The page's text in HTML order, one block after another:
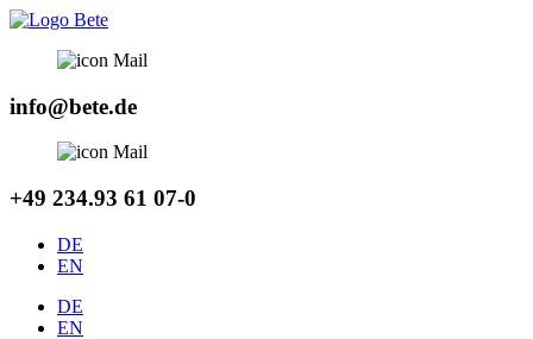
Zum
springen
info@bete.de
+49 234.93 61 07-0
DE
EN
DE
EN